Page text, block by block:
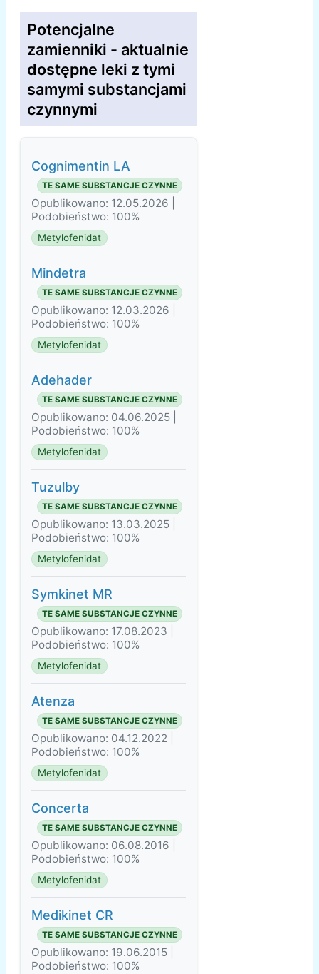
Potencjalne
zamienniki - aktualnie
dostępne leki z tymi
samymi substancjami
czynnymi
Cognimentin LA
TE SAME SUBSTANCJE CZYNNE
Opublikowano: 12.05.2026 |
Podobieństwo: 100%
Metylofenidat
Mindetra
TE SAME SUBSTANCJE CZYNNE
Opublikowano: 12.03.2026 |
Podobieństwo: 100%
Metylofenidat
Adehader
TE SAME SUBSTANCJE CZYNNE
Opublikowano: 04.06.2025 |
Podobieństwo: 100%
Metylofenidat
Tuzulby
TE SAME SUBSTANCJE CZYNNE
Opublikowano: 13.03.2025 |
Podobieństwo: 100%
Metylofenidat
Symkinet MR
TE SAME SUBSTANCJE CZYNNE
Opublikowano: 17.08.2023 |
Podobieństwo: 100%
Metylofenidat
Atenza
TE SAME SUBSTANCJE CZYNNE
Opublikowano: 04.12.2022 |
Podobieństwo: 100%
Metylofenidat
Concerta
TE SAME SUBSTANCJE CZYNNE
Opublikowano: 06.08.2016 |
Podobieństwo: 100%
Metylofenidat
Medikinet CR
TE SAME SUBSTANCJE CZYNNE
Opublikowano: 19.06.2015 |
Podobieństwo: 100%